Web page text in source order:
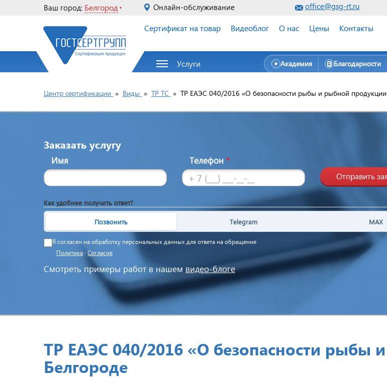
Ваш город: Белгород Онлайн-обслуживание office@gsg-rt.ru
Сертификат на товар Видеоблог О нас Цены Контакты
Услуги Академия Благодарности
Центр сертификации » Виды » ТР ТС » ТР ЕАЭС 040/2016 «О безопасности рыбы и рыбной
Заказать услугу
Имя Телефон *
Отправить
Как удобнее получить ответ?
Позвонить Telegram MAX
Я согласен на обработку персональных данных для ответа на обращение
Политика ·Согласие
Смотреть примеры работ в нашем видео-блоге
ТР ЕАЭС 040/2016 «О безопасности рыбы
Белгороде